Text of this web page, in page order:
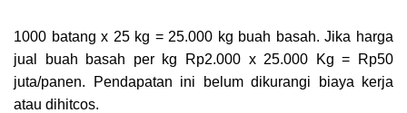
1000 batang x 25 kg = 25.000 kg buah basah. Jika harga
jual buah basah per kg Rp2.000 x 25.000 Kg = Rp50
juta/panen. Pendapatan ini belum dikurangi biaya kerja
atau dihitcos.